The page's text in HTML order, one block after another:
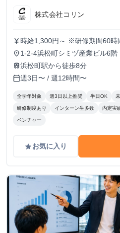
株式会社コリン
currency_yen 時給1,300円～ ※研修期間60時
況により決定
place 1-2-4浜松町シミヅ産業ビル6階
train浜松町駅から徒歩8分
calendar_today週3日〜 / 週12時間〜
全学年対象 週3日以上推奨 半日OK
研修制度あり インターン生多数 内定実
ベンチャー
gradeお気に入り